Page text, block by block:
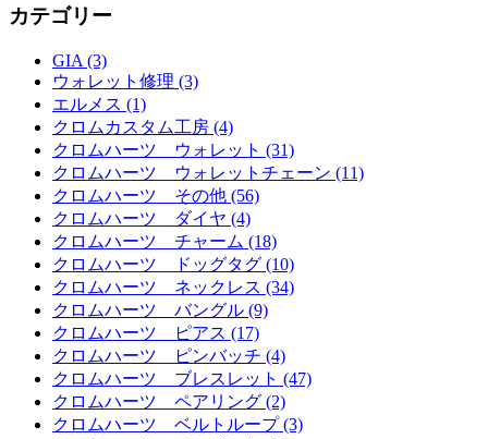
カテゴリー
GIA (3)
ウォレット修理 (3)
エルメス (1)
クロムカスタム工房 (4)
クロムハーツ ウォレット (31)
クロムハーツ ウォレットチェーン (11)
クロムハーツ その他 (56)
クロムハーツ ダイヤ (4)
クロムハーツ チャーム (18)
クロムハーツ ドッグタグ (10)
クロムハーツ ネックレス (34)
クロムハーツ バングル (9)
クロムハーツ ピアス (17)
クロムハーツ ピンバッチ (4)
クロムハーツ ブレスレット (47)
クロムハーツ ペアリング (2)
クロムハーツ ベルトループ (3)